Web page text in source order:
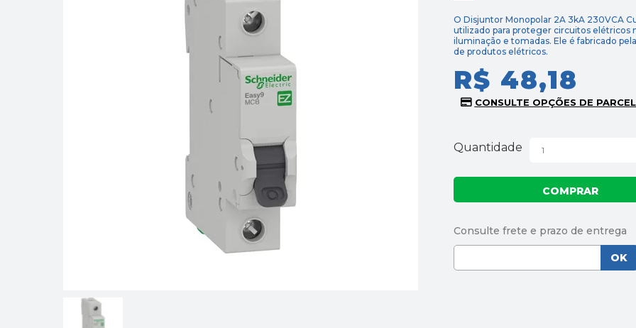
O Disjuntor Monopolar 2A 3kA 230VCA
utilizado para proteger circuitos elétricos
iluminação e tomadas. Ele é fabricado
de produtos elétricos.
R$ 48,18
Quantidade